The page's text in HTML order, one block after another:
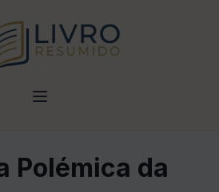
Polémica da